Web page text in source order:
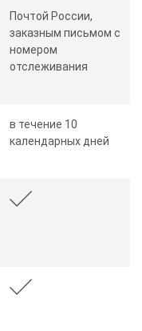
Почтой России,
заказным письмом с
номером
отслеживания
в течение 10
календарных дней